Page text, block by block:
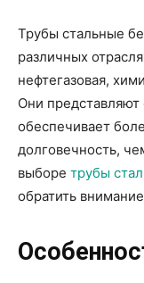
Трубы стальные
различных
нефтегазовая,
Они представляют
обеспечивает
долговечность,
выборе трубы
обратить